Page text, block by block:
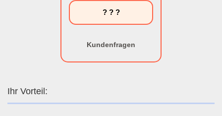
? ? ?
Kundenfragen
Ihr Vorteil: